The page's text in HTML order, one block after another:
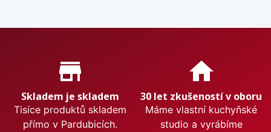
Proč nakupovat u nás?
store_mall_directory
Skladem je skladem
Tisíce produktů skladem
přímo v Pardubicích.
home
30 let zkušeností v oboru
Máme vlastní kuchyňské
studio a vyrábíme